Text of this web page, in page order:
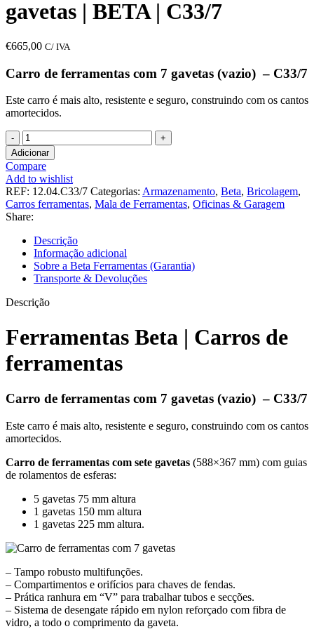
gavetas | BETA | C33/7
€665,00 C/ IVA
Carro de ferramentas com 7 gavetas (vazio) – C33/7
Este carro é mais alto, resistente e seguro, construindo com os cantos
amortecidos.
Adicionar
Compare
Add to wishlist
REF: 12.04.C33/7 Categorias: Armazenamento, Beta, Bricolagem,
Carros ferramentas, Mala de Ferramentas, Oficinas & Garagem
Share:
Descrição
Informação adicional
Sobre a Beta Ferramentas (Garantia)
Transporte & Devoluções
Descrição
Ferramentas Beta | Carros de
ferramentas
Carro de ferramentas com 7 gavetas (vazio) – C33/7
Este carro é mais alto, resistente e seguro, construindo com os cantos
amortecidos.
Carro de ferramentas com sete gavetas (588×367 mm) com guias
de rolamentos de esferas:
5 gavetas 75 mm altura
1 gavetas 150 mm altura
1 gavetas 225 mm altura.
– Tampo robusto multifunções.
– Compartimentos e orifícios para chaves de fendas.
– Prática ranhura em “V” para trabalhar tubos e secções.
– Sistema de desengate rápido em nylon reforçado com fibra de
vidro, a todo o comprimento da gaveta.